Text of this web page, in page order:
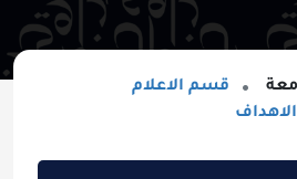
قسم الاعلام